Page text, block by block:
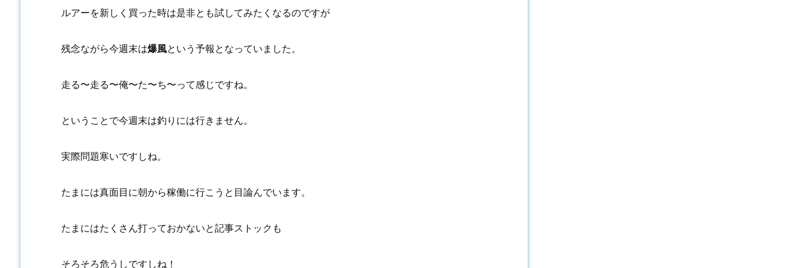
ルアーを新しく買った時は是非とも試してみたくなるのですが
残念ながら今週末は爆風という予報となっていました。
走る〜走る〜俺〜た〜ち〜って感じですね。
ということで今週末は釣りには行きません。
実際問題寒いですしね。
たまには真面目に朝から稼働に行こうと目論んでいます。
たまにはたくさん打っておかないと記事ストックも
そろそろ危うしですしね！